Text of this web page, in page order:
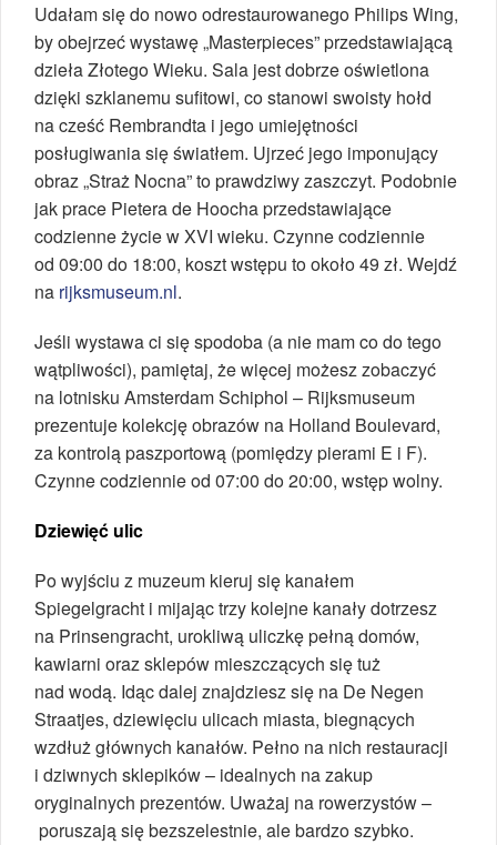
Udałam się do nowo odrestaurowanego Philips Wing,
by obejrzeć wystawę „Masterpieces” przedstawiającą
dzieła Złotego Wieku. Sala jest dobrze oświetlona
dzięki szklanemu sufitowi, co stanowi swoisty hołd
na cześć Rembrandta i jego umiejętności
posługiwania się światłem. Ujrzeć jego imponujący
obraz „Straż Nocna” to prawdziwy zaszczyt. Podobnie
jak prace Pietera de Hoocha przedstawiające
codzienne życie w XVI wieku. Czynne codziennie
od 09:00 do 18:00, koszt wstępu to około 49 zł. Wejdź
na rijksmuseum.nl.
Jeśli wystawa ci się spodoba (a nie mam co do tego
wątpliwości), pamiętaj, że więcej możesz zobaczyć
na lotnisku Amsterdam Schiphol – Rijksmuseum
prezentuje kolekcję obrazów na Holland Boulevard,
za kontrolą paszportową (pomiędzy pierami E i F).
Czynne codziennie od 07:00 do 20:00, wstęp wolny.
Dziewięć ulic
Po wyjściu z muzeum kieruj się kanałem
Spiegelgracht i mijając trzy kolejne kanały dotrzesz
na Prinsengracht, urokliwą uliczkę pełną domów,
kawiarni oraz sklepów mieszczących się tuż
nad wodą. Idąc dalej znajdziesz się na De Negen
Straatjes, dziewięciu ulicach miasta, biegnących
wzdłuż głównych kanałów. Pełno na nich restauracji
i dziwnych sklepików – idealnych na zakup
oryginalnych prezentów. Uważaj na rowerzystów –
poruszają się bezszelestnie, ale bardzo szybko.